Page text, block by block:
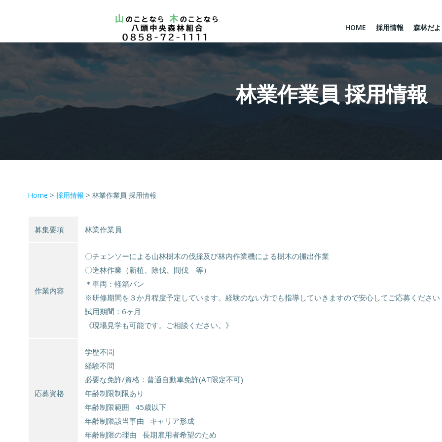
テ
HOME 採用情報 森林だ
林業作業員 採用情報
Home > 採用情報 > 林業作業員 採用情報
募集要項 林業作業員
作業内容
〇チェンソーによる山林樹木の伐採及び林内作業機による樹木の搬出作業
〇造林作業（新植、除伐、間伐 等）
＊車両：軽箱バン
※研修期間を３か月程度予定しています。経験のない方でも指導していきますので安心してご応募ください
試用期間：6ヶ月
《現場見学も可能です。ご相談ください。》
応募資格
学歴不問
経験不問
必要な免許/資格：普通自動車免許(AT限定不可)
年齢制限制限あり
年齢制限範囲 45歳以下
年齢制限該当事由 キャリア形成
年齢制限の理由 長期雇用者希望のため